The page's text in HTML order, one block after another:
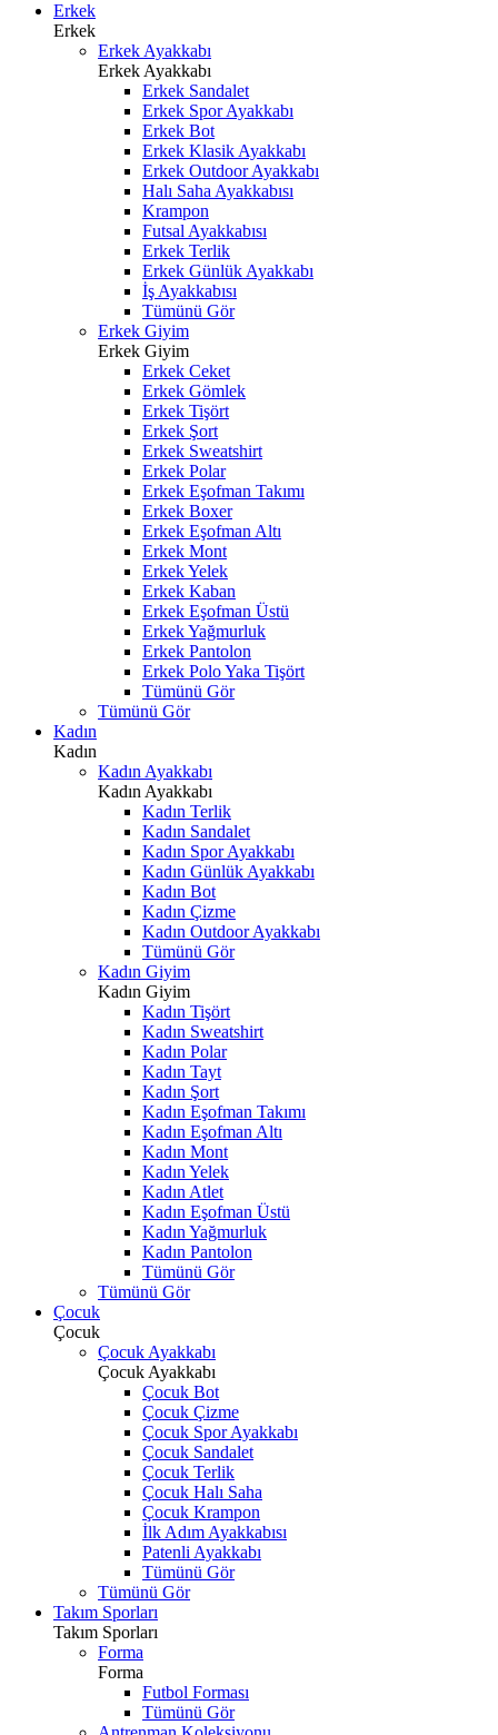
Erkek
Erkek
Erkek Ayakkabı
Erkek Ayakkabı
Erkek Sandalet
Erkek Spor Ayakkabı
Erkek Bot
Erkek Klasik Ayakkabı
Erkek Outdoor Ayakkabı
Halı Saha Ayakkabısı
Krampon
Futsal Ayakkabısı
Erkek Terlik
Erkek Günlük Ayakkabı
İş Ayakkabısı
Tümünü Gör
Erkek Giyim
Erkek Giyim
Erkek Ceket
Erkek Gömlek
Erkek Tişört
Erkek Şort
Erkek Sweatshirt
Erkek Polar
Erkek Eşofman Takımı
Erkek Boxer
Erkek Eşofman Altı
Erkek Mont
Erkek Yelek
Erkek Kaban
Erkek Eşofman Üstü
Erkek Yağmurluk
Erkek Pantolon
Erkek Polo Yaka Tişört
Tümünü Gör
Tümünü Gör
Kadın
Kadın
Kadın Ayakkabı
Kadın Ayakkabı
Kadın Terlik
Kadın Sandalet
Kadın Spor Ayakkabı
Kadın Günlük Ayakkabı
Kadın Bot
Kadın Çizme
Kadın Outdoor Ayakkabı
Tümünü Gör
Kadın Giyim
Kadın Giyim
Kadın Tişört
Kadın Sweatshirt
Kadın Polar
Kadın Tayt
Kadın Şort
Kadın Eşofman Takımı
Kadın Eşofman Altı
Kadın Mont
Kadın Yelek
Kadın Atlet
Kadın Eşofman Üstü
Kadın Yağmurluk
Kadın Pantolon
Tümünü Gör
Tümünü Gör
Çocuk
Çocuk
Çocuk Ayakkabı
Çocuk Ayakkabı
Çocuk Bot
Çocuk Çizme
Çocuk Spor Ayakkabı
Çocuk Sandalet
Çocuk Terlik
Çocuk Halı Saha
Çocuk Krampon
İlk Adım Ayakkabısı
Patenli Ayakkabı
Tümünü Gör
Tümünü Gör
Takım Sporları
Takım Sporları
Forma
Forma
Futbol Forması
Tümünü Gör